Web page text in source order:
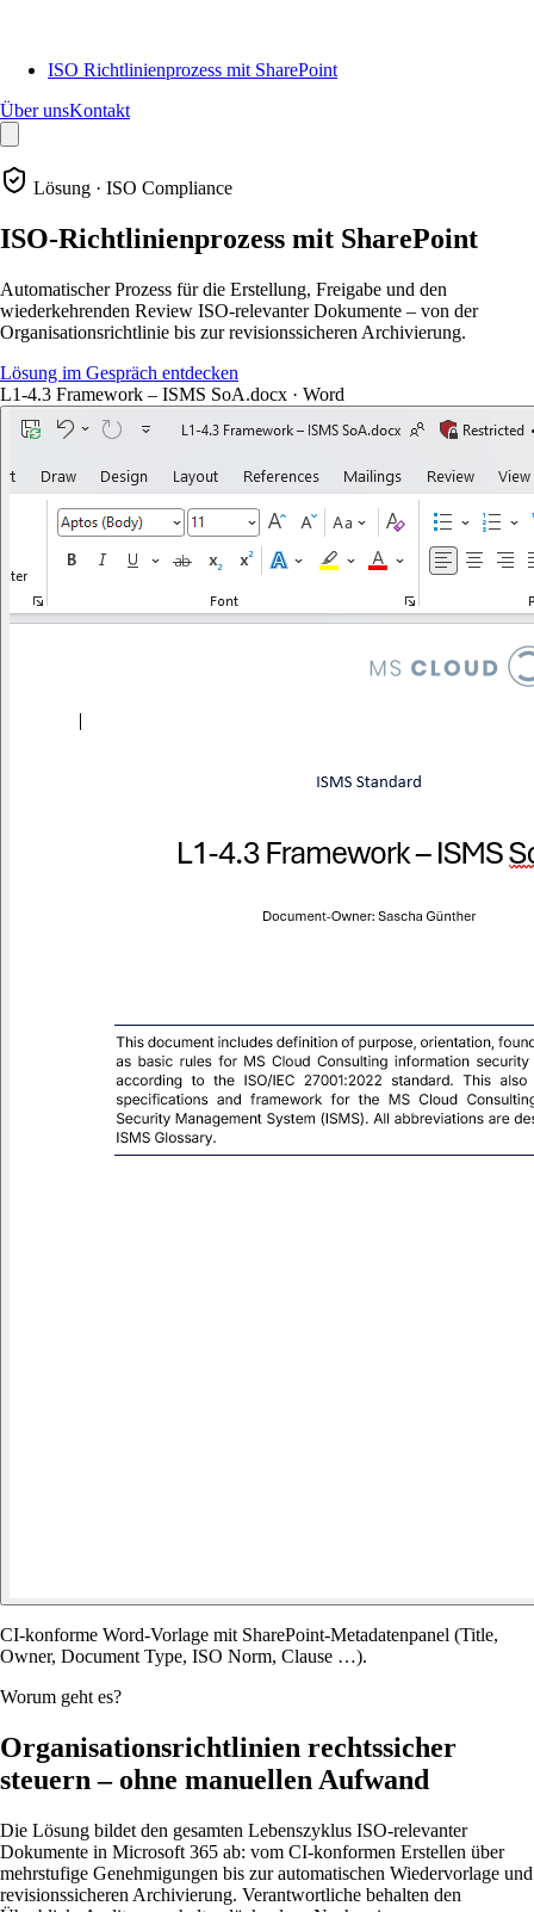
ISO Richtlinienprozess mit SharePoint
Über unsKontakt
Lösung · ISO Compliance
ISO-Richtlinienprozess mit SharePoint
Automatischer Prozess für die Erstellung, Freigabe und den
wiederkehrenden Review ISO-relevanter Dokumente – von der
Organisationsrichtlinie bis zur revisionssicheren Archivierung.
Lösung im Gespräch entdecken
L1-4.3 Framework – ISMS SoA.docx · Word
CI-konforme Word-Vorlage mit SharePoint-Metadatenpanel (Title,
Owner, Document Type, ISO Norm, Clause …).
Worum geht es?
Organisationsrichtlinien rechtssicher
steuern – ohne manuellen Aufwand
Die Lösung bildet den gesamten Lebenszyklus ISO-relevanter
Dokumente in Microsoft 365 ab: vom CI-konformen Erstellen über
mehrstufige Genehmigungen bis zur automatischen Wiedervorlage und
revisionssicheren Archivierung. Verantwortliche behalten den